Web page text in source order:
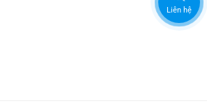
Liên hệ